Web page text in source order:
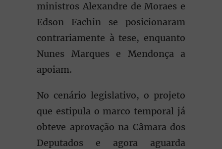
ministros Alexandre de Moraes e
Edson Fachin se posicionaram
contrariamente à tese, enquanto
Nunes Marques e Mendonça a
apoiam.
No cenário legislativo, o projeto
que estipula o marco temporal já
obteve aprovação na Câmara dos
Deputados e agora aguarda